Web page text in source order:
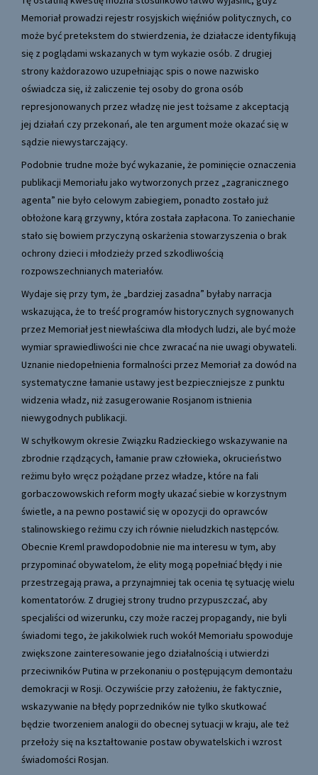
Memoriał prowadzi rejestr rosyjskich więźniów politycznych, co
może być pretekstem do stwierdzenia, że działacze identyfikują
się z poglądami wskazanych w tym wykazie osób. Z drugiej
strony każdorazowo uzupełniając spis o nowe nazwisko
oświadcza się, iż zaliczenie tej osoby do grona osób
represjonowanych przez władzę nie jest tożsame z akceptacją
jej działań czy przekonań, ale ten argument może okazać się w
sądzie niewystarczający.
Podobnie trudne może być wykazanie, że pominięcie oznaczenia
publikacji Memoriału jako wytworzonych przez „zagranicznego
agenta” nie było celowym zabiegiem, ponadto zostało już
obłożone karą grzywny, która została zapłacona. To zaniechanie
stało się bowiem przyczyną oskarżenia stowarzyszenia o brak
ochrony dzieci i młodzieży przed szkodliwością
rozpowszechnianych materiałów.
Wydaje się przy tym, że „bardziej zasadna” byłaby narracja
wskazująca, że to treść programów historycznych sygnowanych
przez Memoriał jest niewłaściwa dla młodych ludzi, ale być może
wymiar sprawiedliwości nie chce zwracać na nie uwagi obywateli.
Uznanie niedopełnienia formalności przez Memoriał za dowód na
systematyczne łamanie ustawy jest bezpieczniejsze z punktu
widzenia władz, niż zasugerowanie Rosjanom istnienia
niewygodnych publikacji.
W schyłkowym okresie Związku Radzieckiego wskazywanie na
zbrodnie rządzących, łamanie praw człowieka, okrucieństwo
reżimu było wręcz pożądane przez władze, które na fali
gorbaczowowskich reform mogły ukazać siebie w korzystnym
świetle, a na pewno postawić się w opozycji do oprawców
stalinowskiego reżimu czy ich równie nieludzkich następców.
Obecnie Kreml prawdopodobnie nie ma interesu w tym, aby
przypominać obywatelom, że elity mogą popełniać błędy i nie
przestrzegają prawa, a przynajmniej tak ocenia tę sytuację wielu
komentatorów. Z drugiej strony trudno przypuszczać, aby
specjaliści od wizerunku, czy może raczej propagandy, nie byli
świadomi tego, że jakikolwiek ruch wokół Memoriału spowoduje
zwiększone zainteresowanie jego działalnością i utwierdzi
przeciwników Putina w przekonaniu o postępującym demontażu
demokracji w Rosji. Oczywiście przy założeniu, że faktycznie,
wskazywanie na błędy poprzedników nie tylko skutkować
będzie tworzeniem analogii do obecnej sytuacji w kraju, ale też
przełoży się na kształtowanie postaw obywatelskich i wzrost
świadomości Rosjan.